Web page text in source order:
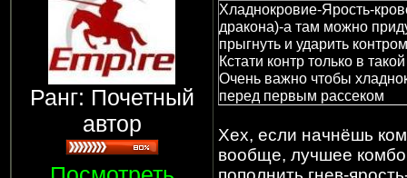
Ранг: Почетный
автор
Хладнокровие-Ярость-
дракона)-а там можно
прыгнуть и ударить контром
Кстати контр только в
Очень важно чтобы
перед первым рассеком
Хех, если начнёшь
вообще, лучшее